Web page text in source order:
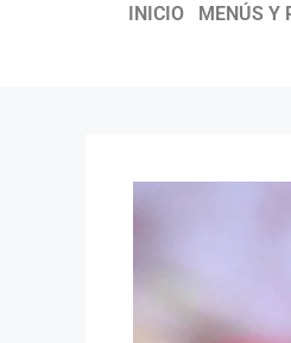
INICIO MENÚS Y